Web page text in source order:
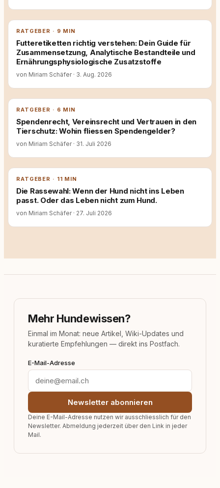
RATGEBER · 9 MIN
Futteretiketten richtig verstehen: Dein Guide für
Zusammensetzung, Analytische Bestandteile und
Ernährungsphysiologische Zusatzstoffe
von Miriam Schäfer · 3. Aug. 2026
RATGEBER · 6 MIN
Spendenrecht, Vereinsrecht und Vertrauen in den
Tierschutz: Wohin fliessen Spendengelder?
von Miriam Schäfer · 31. Juli 2026
RATGEBER · 11 MIN
Die Rassewahl: Wenn der Hund nicht ins Leben
passt. Oder das Leben nicht zum Hund.
von Miriam Schäfer · 27. Juli 2026
Mehr Hundewissen?
Einmal im Monat: neue Artikel, Wiki-Updates und
kuratierte Empfehlungen — direkt ins Postfach.
E-Mail-Adresse
Newsletter abonnieren
Deine E-Mail-Adresse nutzen wir ausschliesslich für den
Newsletter. Abmeldung jederzeit über den Link in jeder
Mail.